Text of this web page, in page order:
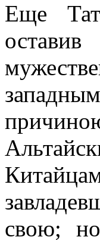
Еще
свою;